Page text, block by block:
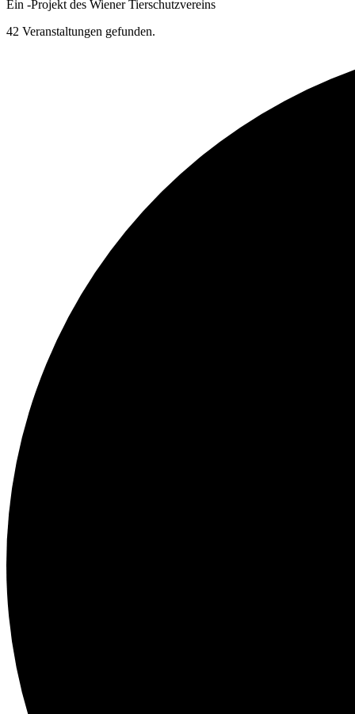
Ein -Projekt des Wiener Tierschutzvereins
42 Veranstaltungen gefunden.